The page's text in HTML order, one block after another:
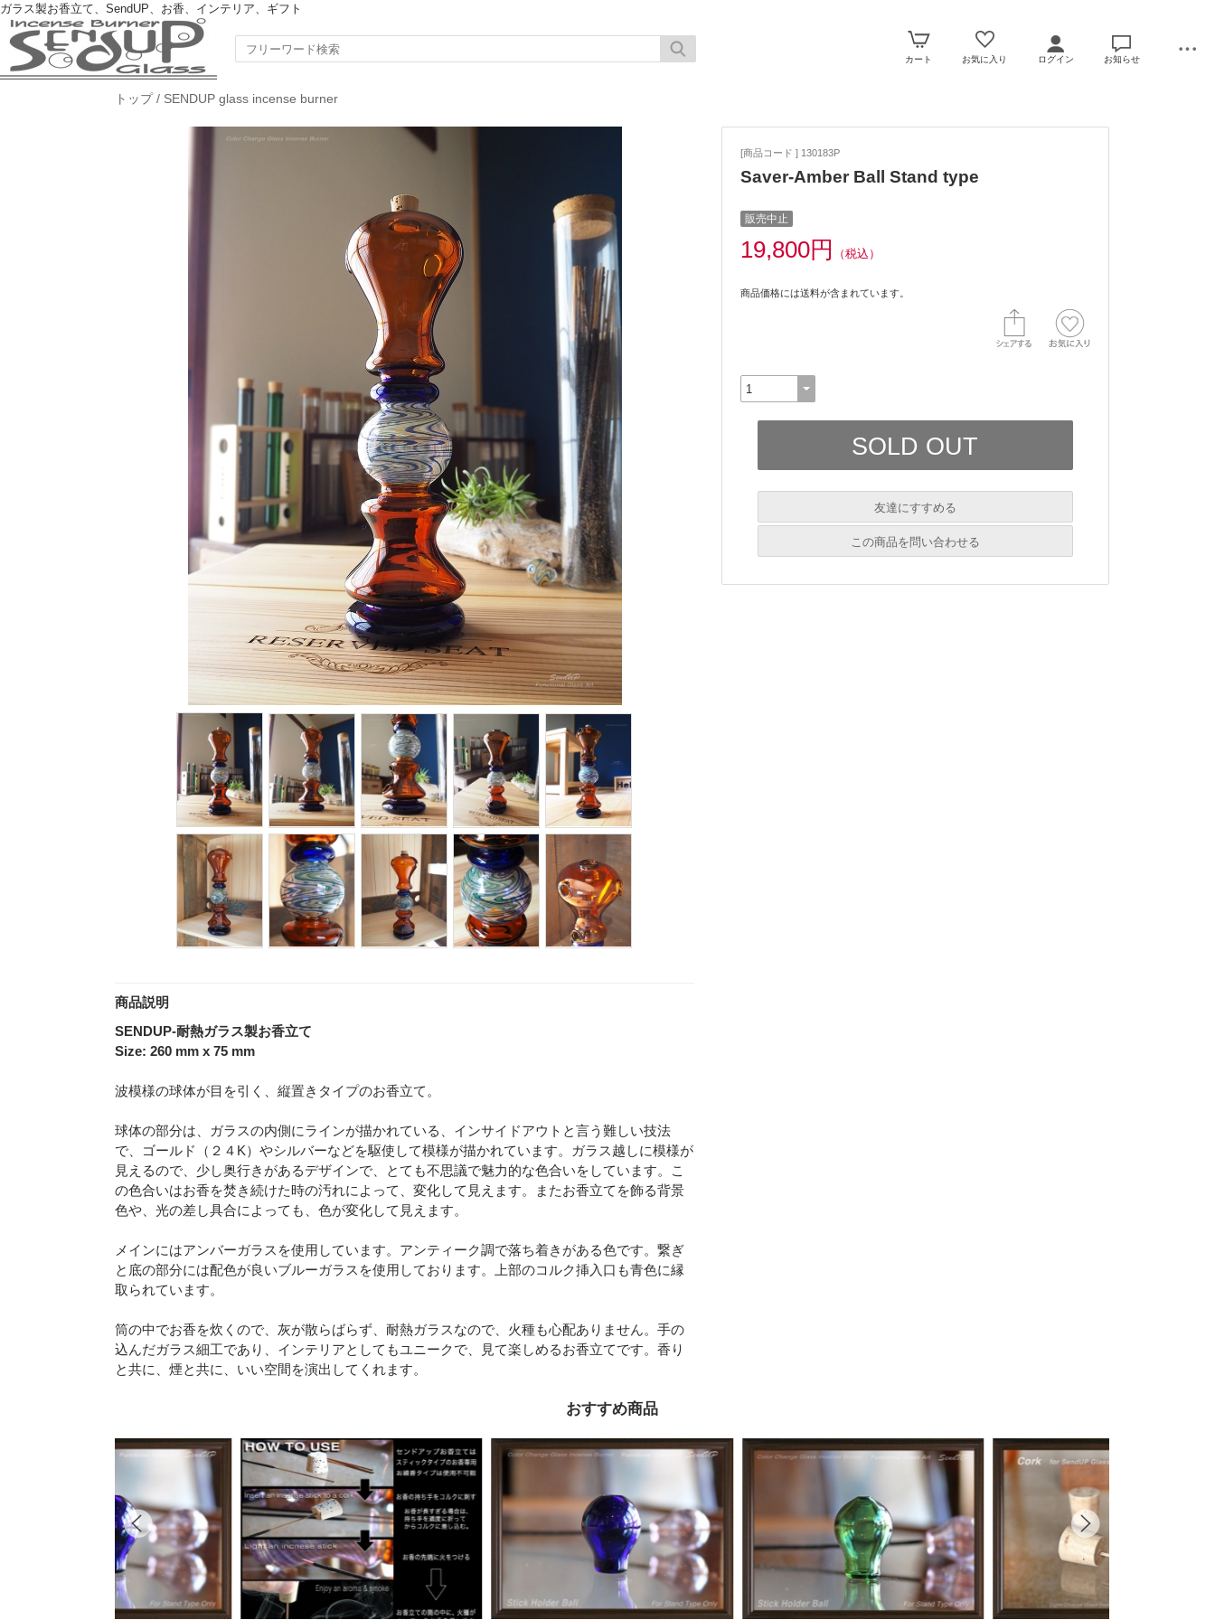
ガラス製お香立て、SendUP、お香、インテリア、ギフト
カート お気に入り ログイン お知らせ
トップ/ SENDUP glass incense burner
商品説明
SENDUP-耐熱ガラス製お香立て
Size: 260 mm x 75 mm
波模様の球体が目を引く、縦置きタイプのお香立て。
球体の部分は、ガラスの内側にラインが描かれている、インサイドアウトと言う難しい技法
で、ゴールド（２４K）やシルバーなどを駆使して模様が描かれています。ガラス越しに模様が
見えるので、少し奥行きがあるデザインで、とても不思議で魅力的な色合いをしています。こ
の色合いはお香を焚き続けた時の汚れによって、変化して見えます。またお香立てを飾る背景
色や、光の差し具合によっても、色が変化して見えます。
メインにはアンバーガラスを使用しています。アンティーク調で落ち着きがある色です。繋ぎ
と底の部分には配色が良いブルーガラスを使用しております。上部のコルク挿入口も青色に縁
取られています。
筒の中でお香を炊くので、灰が散らばらず、耐熱ガラスなので、火種も心配ありません。手の
込んだガラス細工であり、インテリアとしてもユニークで、見て楽しめるお香立てです。香り
と共に、煙と共に、いい空間を演出してくれます。
[商品コード ] 130183P
Saver-Amber Ball Stand type
販売中止
19,800円 （税込）
商品価格には送料が含まれています。
友達にすすめる
この商品を問い合わせる
おすすめ商品